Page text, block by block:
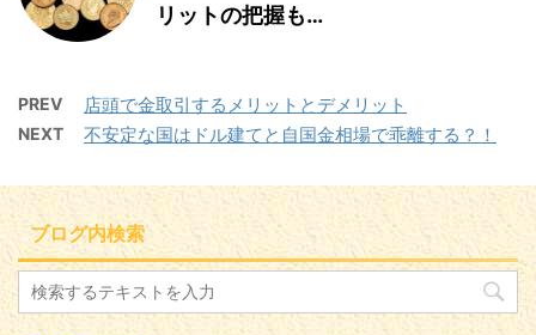
リットの把握も…
PREV 店頭で金取引するメリットとデメリット
NEXT 不安定な国はドル建てと自国金相場で乖離する？！
ブログ内検索